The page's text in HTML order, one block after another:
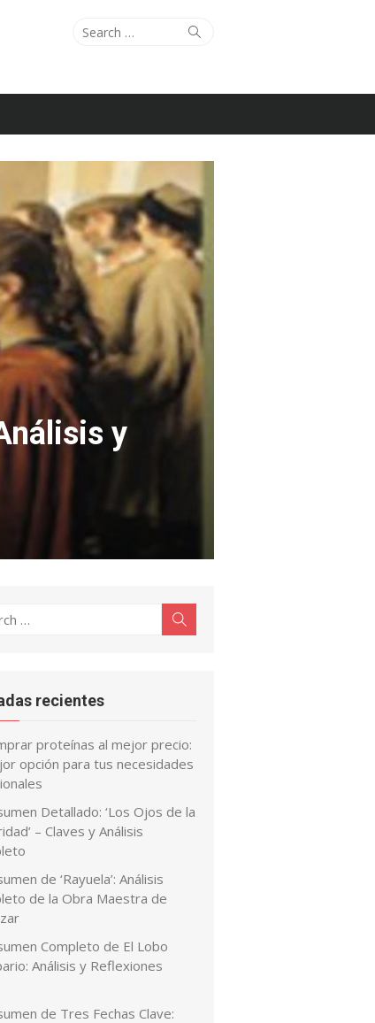
Search
Search
y
recientes
proteínas al mejor precio:
opción para tus necesidades
Detallado: ‘Los Ojos de la
– Claves y Análisis
de ‘Rayuela’: Análisis
de la Obra Maestra de
Completo de El Lobo
Análisis y Reflexiones
de Tres Fechas Clave: